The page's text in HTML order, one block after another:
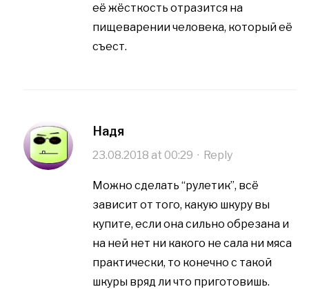
её жёсткость отразится на
пищеварении человека, который её
съест.
Надя
23.08.2018 at 00:29 · Reply
Можно сделать “рулетик”, всё
зависит от того, какую шкуру вы
купите, если она сильно обрезана и
на ней нет ни какого не сала ни мяса
практически, то конечно с такой
шкуры вряд ли что приготовишь.